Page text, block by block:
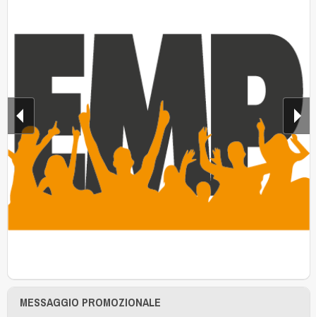
MESSAGGIO PROMOZIONALE